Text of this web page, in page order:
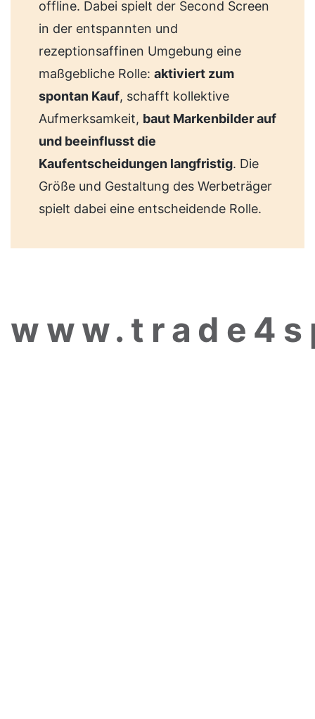
offline. Dabei spielt der Second Screen
in der entspannten und
rezeptionsaffinen Umgebung eine
maßgebliche Rolle: aktiviert zum
spontan Kauf, schafft kollektive
Aufmerksamkeit, baut Markenbilder auf
und beeinflusst die
Kaufentscheidungen langfristig. Die
Größe und Gestaltung des Werbeträger
spielt dabei eine entscheidende Rolle.